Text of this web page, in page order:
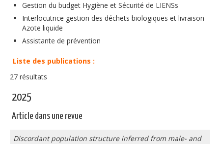
Gestion du budget Hygiène et Sécurité de LIENSs
Interlocutrice gestion des déchets biologiques et livraison
Azote liquide
Assistante de prévention
Liste des publications :
27 résultats
2025
Article dans une revue
Discordant population structure inferred from male- and